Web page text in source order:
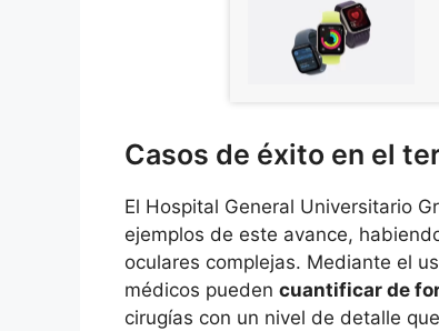
Casos de éxito en el
El Hospital General Universitario
ejemplos de este avance,
oculares complejas. Mediante el
médicos pueden cuantificar de
cirugías con un nivel de detalle